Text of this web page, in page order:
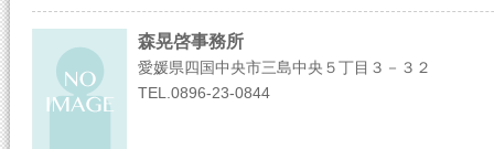
森晃啓事務所
愛媛県四国中央市三島中央５丁目３－３２
TEL.0896-23-0844